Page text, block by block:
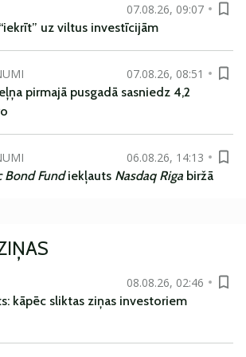
07.08.26, 09:07
uz viltus investīcijām
07.08.26, 08:51
pirmajā pusgadā sasniedz 4,2
06.08.26, 14:13
Bond Fundiekļauts Nasdaq Riga biržā
08.08.26, 02:46
kāpēc sliktas ziņas investoriem